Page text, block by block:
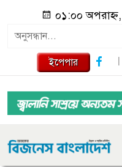
০১:০০
ইপেপার